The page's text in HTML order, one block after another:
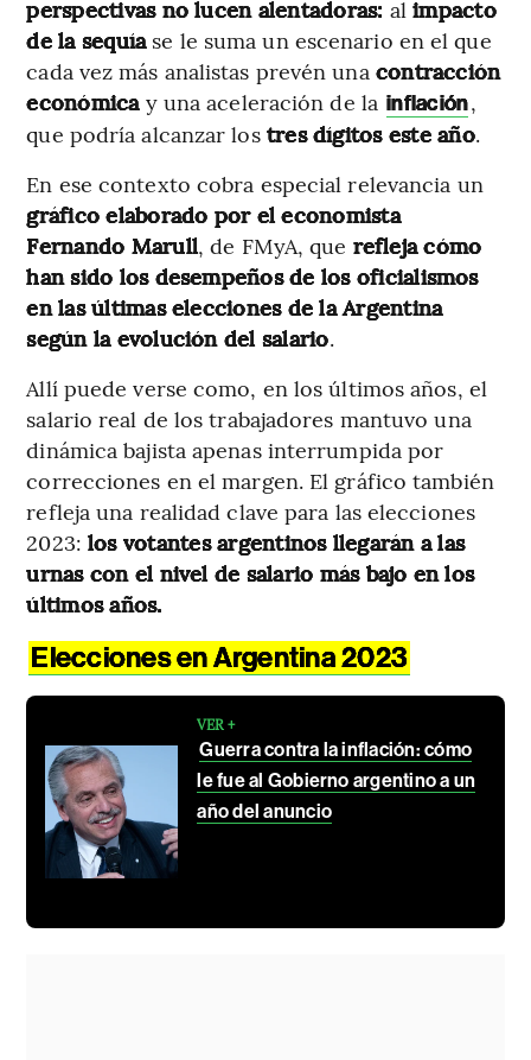
perspectivas no lucen alentadoras: alimpacto
de la sequíase le suma un escenario en el que
cada vez más analistas prevén una contracción
económicay una aceleración de la inflación,
que podría alcanzar los tres dígitos este año.
En ese contexto cobra especial relevancia un
gráfico elaborado por el economista
Fernando Marull, de FMyA, que refleja cómo
han sido los desempeños de los oficialismos
en las últimas elecciones de la Argentina
según la evolución del salario.
Allí puede verse como, en los últimos años, el
salario real de los trabajadores mantuvo una
dinámica bajista apenas interrumpida por
correcciones en el margen. El gráfico también
refleja una realidad clave para las elecciones
2023: los votantes argentinos llegarán a las
urnas con el nivel de salario más bajo en los
últimos años.
Elecciones en Argentina 2023
VER +
Guerra contra la inflación: cómo
le fue al Gobierno argentino a un
año del anuncio